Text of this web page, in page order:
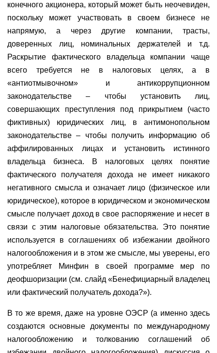
конечного акционера, который может быть неочевиден,
поскольку может участвовать в своем бизнесе не
напрямую, а через другие компании, трасты,
доверенных лиц, номинальных держателей и т.д.
Раскрытие фактического владельца компании чаще
всего требуется не в налоговых целях, а в
«антиотмывочном» и антикоррупционном
законодательстве – чтобы установить лиц,
совершающих преступления под прикрытием (часто
фиктивных) юридических лиц, в антимонопольном
законодательстве – чтобы получить информацию об
аффилированных лицах и установить истинного
владельца бизнеса. В налоговых целях понятие
фактического получателя дохода не имеет никакого
негативного смысла и означает лицо (физическое или
юридическое), которое в юридическом и экономическом
смысле получает доход в свое распоряжение и несет в
связи с этим налоговые обязательства. Это понятие
используется в соглашениях об избежании двойного
налогообложения и в этом же смысле, мы уверены, его
употребляет Минфин в своей программе мер по
деофшоризации (см. слайд «Бенефициарный владелец
или фактический получатель дохода?»).
В то же время, даже на уровне ОЭСР (а именно здесь
создаются основные документы по международному
налогообложению и толкованию соглашений об